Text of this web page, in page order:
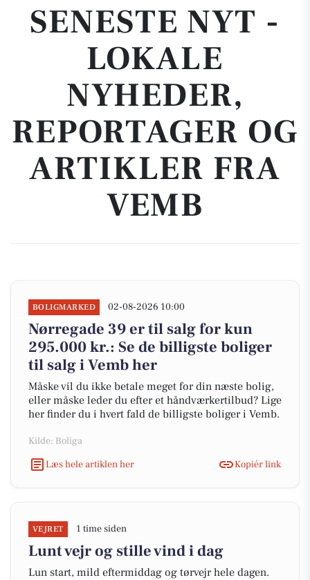
SENESTE NYT -
LOKALE
NYHEDER,
REPORTAGER OG
ARTIKLER FRA
VEMB
BOLIGMARKED 02-08-2026 10:00
Nørregade 39 er til salg for kun
295.000 kr.: Se de billigste boliger
til salg i Vemb her
Måske vil du ikke betale meget for din næste bolig,
eller måske leder du efter et håndværkertilbud? Lige
her finder du i hvert fald de billigste boliger i Vemb.
Kilde: Boliga
Læs hele artiklen her
Kopiér link
VEJRET 1 time siden
Lunt vejr og stille vind i dag
Lun start, mild eftermiddag og tørvejr hele dagen.